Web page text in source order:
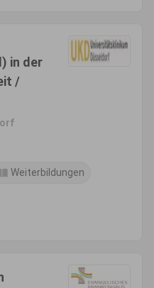
in der
/
Weiterbildungen